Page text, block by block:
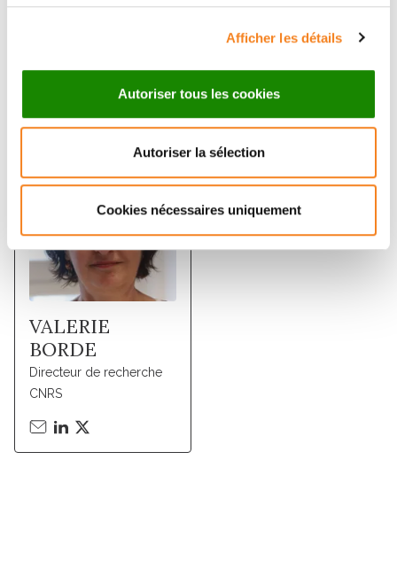
Afficher les détails
Autoriser tous les cookies
Autoriser la sélection
Cookies nécessaires uniquement
Membres
VALERIE
BORDE
Directeur de recherche
CNRS